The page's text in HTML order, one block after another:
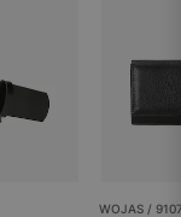
WOJAS /